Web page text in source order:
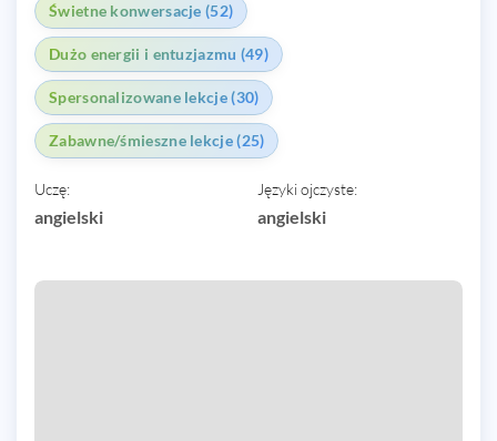
Świetne konwersacje (52)
Dużo energii i entuzjazmu (49)
Spersonalizowane lekcje (30)
Zabawne/śmieszne lekcje (25)
Uczę:
angielski
Języki ojczyste:
angielski